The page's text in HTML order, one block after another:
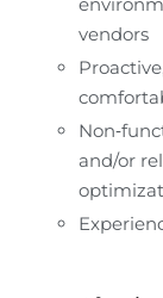
vendors
and/or